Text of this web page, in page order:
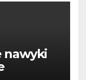
nawyki